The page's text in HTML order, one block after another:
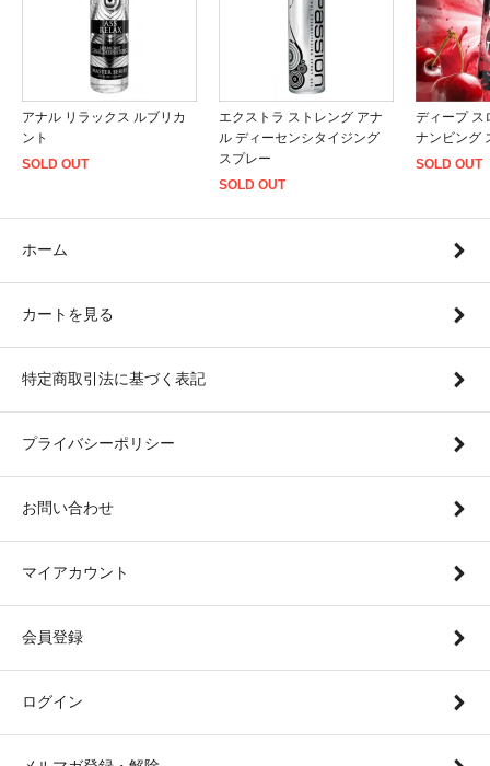
アナル リラックス ルブリカ
ント
SOLD OUT
エクストラ ストレング アナ
ル ディーセンシタイジング
スプレー
SOLD OUT
ディープ ス
ナンビング
SOLD OUT
ホーム
カートを見る
特定商取引法に基づく表記
プライバシーポリシー
お問い合わせ
マイアカウント
会員登録
ログイン